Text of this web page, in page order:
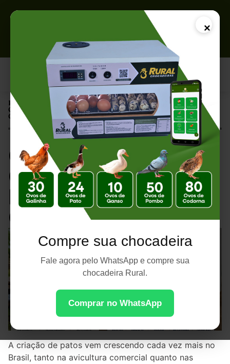
×
Compre sua chocadeira
Fale agora pelo WhatsApp e compre sua
chocadeira Rural.
Comprar no WhatsApp
Página Inicial |
Criação de Patos: Guia Completo sobre Incubação Artificial e
Chocadeiras
Criação de Patos:
Guia Completo sobre
Incubação Artificial e
Chocadeiras
A criação de patos vem crescendo cada vez mais no
Brasil, tanto na avicultura comercial quanto nas